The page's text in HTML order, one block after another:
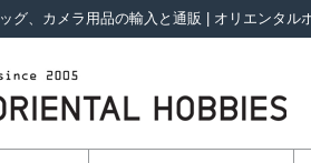
グ、カメラ用品の輸入と通販 | オリエンタル